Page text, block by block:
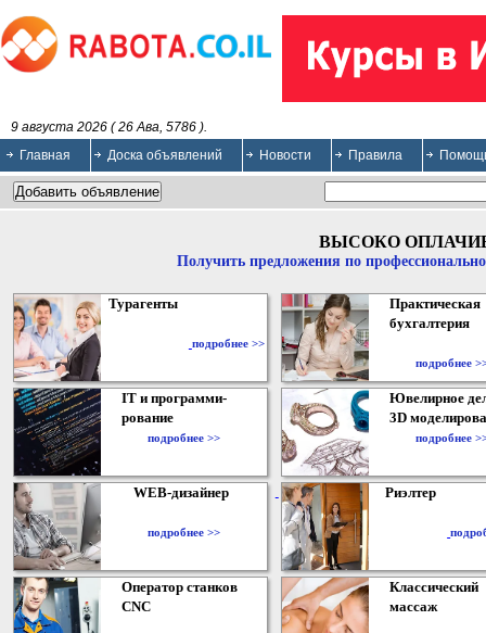
9 августа 2026 ( 26 Ава, 5786 ).
Главная
Доска объявлений Новости Правила
ВЫСОКО
Получить предложения по
Турагенты
подробнее >>
Практическая
бухгалтерия
подробнее
IT и программи-
рование
подробнее >>
Ювелирное
3D
подробнее
WEB-дизайнер
подробнее >>
Риэлтер
Оператор станков
CNC
Классический
массаж